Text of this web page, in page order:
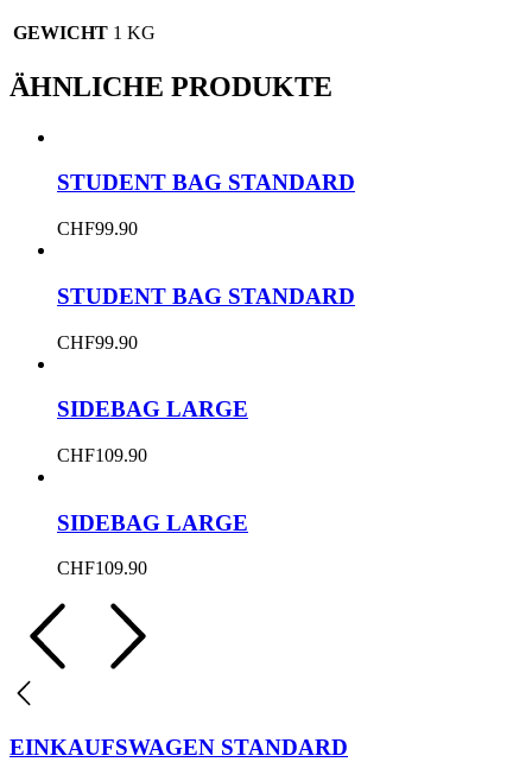
GEWICHT 1 KG
ÄHNLICHE PRODUKTE
STUDENT BAG STANDARD
CHF99.90
STUDENT BAG STANDARD
CHF99.90
SIDEBAG LARGE
CHF109.90
SIDEBAG LARGE
CHF109.90
EINKAUFSWAGEN STANDARD